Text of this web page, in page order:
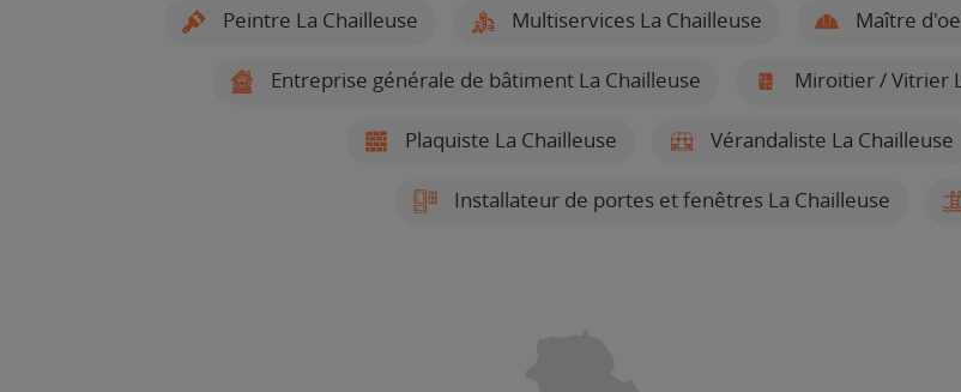
Peintre La Chailleuse Multiservices La Chailleuse Maître
Entreprise générale de bâtiment La Chailleuse Miroitier / Vitrier
Plaquiste La Chailleuse Vérandaliste La Chailleuse
Installateur de portes et fenêtres La Chailleuse